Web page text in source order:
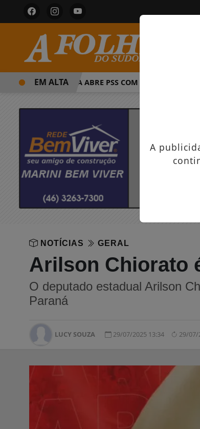
PREFEITURA ABRE PSS COM VAGAS EM SEIS
EM ALTA
NOTÍCIAS GERAL
Arilson Chiorato
O deputado estadual Arilson
Paraná
LUCY SOUZA 29/07/2025 13:34 29/07/
A